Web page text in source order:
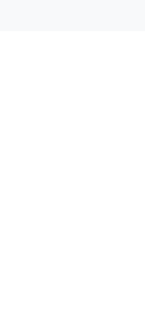
link)
link)